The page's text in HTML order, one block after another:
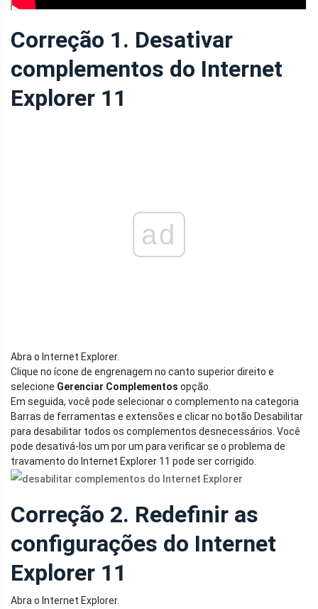
Correção 1. Desativar
complementos do Internet
Explorer 11
ad
Abra o Internet Explorer.
Clique no ícone de engrenagem no canto superior direito e
selecione Gerenciar Complementos opção.
Em seguida, você pode selecionar o complemento na categoria
Barras de ferramentas e extensões e clicar no botão Desabilitar
para desabilitar todos os complementos desnecessários. Você
pode desativá-los um por um para verificar se o problema de
travamento do Internet Explorer 11 pode ser corrigido.
Correção 2. Redefinir as
configurações do Internet
Explorer 11
Abra o Internet Explorer.